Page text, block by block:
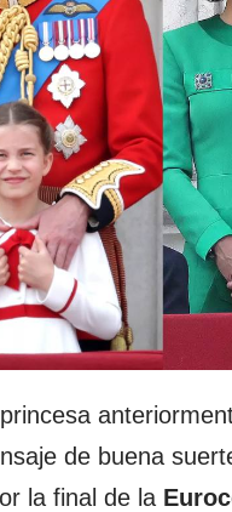
de buena
la final de la